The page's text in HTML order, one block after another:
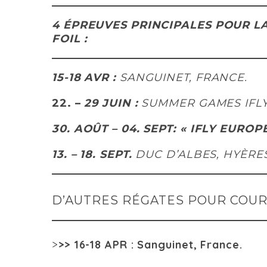
4 ÉPREUVES PRINCIPALES POUR
FOIL :
15-18 AVR : SANGUINET, FRANCE.
22. –29 JUIN : SUMMER GAMES
30. AOÛT – 04. SEPT: « IFLY
13. – 18. SEPT. DUC D’ALBES,
D’AUTRES RÉGATES POUR
>>> 16-18 APR : Sanguinet, France.